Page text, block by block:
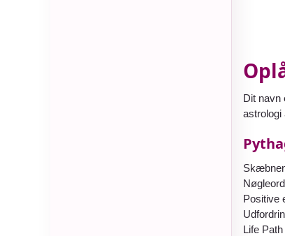
Dit navn
astrologi
Positive
Life